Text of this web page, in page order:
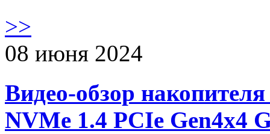
>>
08 июня 2024
Видео-обзор
NVMe 1.4 PCIe Gen4х4